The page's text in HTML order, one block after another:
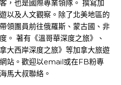
，也是國際專業領隊。 撰寫加
以及人文觀察。除了北美地區的
領團員前往俄羅斯、蒙古國、非
。 著有《溫哥華深度之旅》、
大西岸深度之旅》等加拿大旅遊
站。歡迎以email或在FB粉專
馬大叔聯絡。